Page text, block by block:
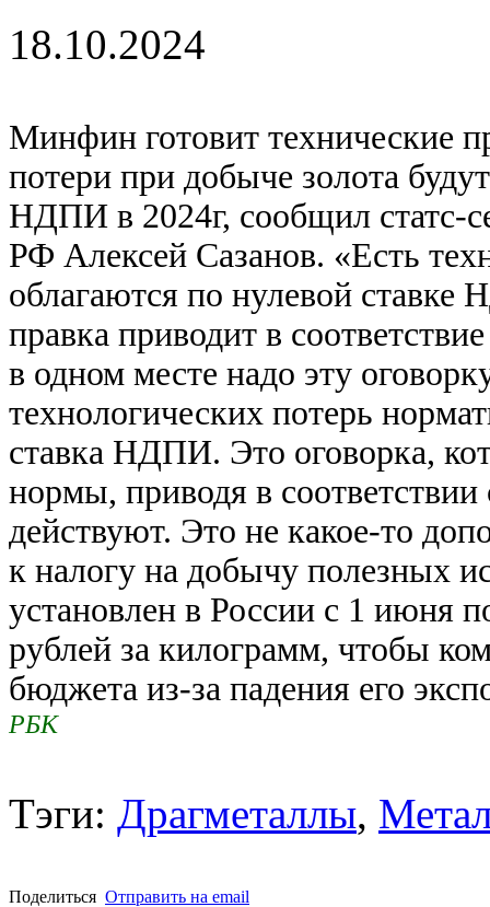
18.10.2024
Минфин готовит технические
потери при добыче золота
НДПИ в 2024г, сообщил статс-
РФ Алексей Сазанов. «Есть
облагаются по нулевой
правка приводит в
в одном месте надо эту
технологических потерь
ставка НДПИ. Это оговорка,
нормы, приводя в
действуют. Это не какое-то
к налогу на добычу полезных
установлен в России с 1 июня
рублей за килограмм, чтобы
бюджета из-за падения его
РБК
Тэги: Драгметаллы,
Поделиться Отправить на email